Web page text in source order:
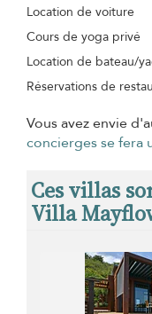
Location de voiture
Cours de yoga privé
Location de bateau/
Réservations de
Vous avez envie
concierges se fera
Ces villas
Villa